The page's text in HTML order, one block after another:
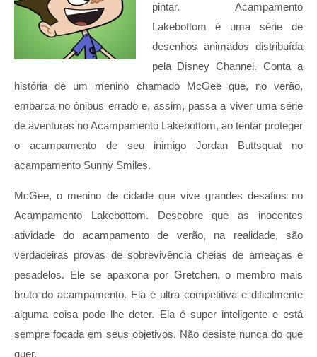
pintar. Acampamento
Lakebottom é uma série de
desenhos animados distribuída
pela Disney Channel. Conta a
história de um menino chamado McGee que, no verão,
embarca no ônibus errado e, assim, passa a viver uma série
de aventuras no Acampamento Lakebottom, ao tentar proteger
o acampamento de seu inimigo Jordan Buttsquat no
acampamento Sunny Smiles.
McGee, o menino de cidade que vive grandes desafios no
Acampamento Lakebottom. Descobre que as inocentes
atividade do acampamento de verão, na realidade, são
verdadeiras provas de sobrevivência cheias de ameaças e
pesadelos. Ele se apaixona por Gretchen, o membro mais
bruto do acampamento. Ela é ultra competitiva e dificilmente
alguma coisa pode lhe deter. Ela é super inteligente e está
sempre focada em seus objetivos. Não desiste nunca do que
quer.